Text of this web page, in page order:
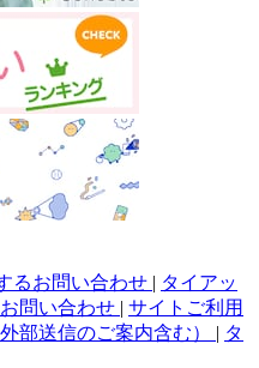
るお問い合わせ | タイアッ
問い合わせ | サイトご利用
部送信のご案内含む） | タ